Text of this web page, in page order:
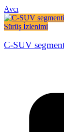
Avcı
Sürüş İzlenimi
C-SUV